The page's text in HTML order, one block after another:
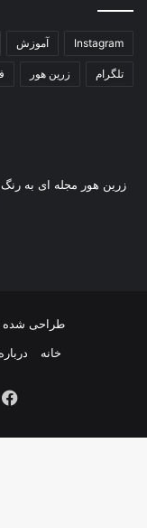
Instagram آموزش
تلگرام زرین هور
زرین هور مجله ای به رنگ
طراحی شده
خانه
درباره